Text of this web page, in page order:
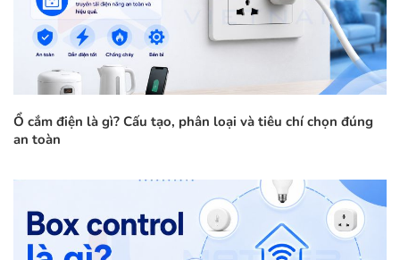
Ổ cắm điện là gì? Cấu tạo, phân loại và tiêu chí chọn đúng
an toàn